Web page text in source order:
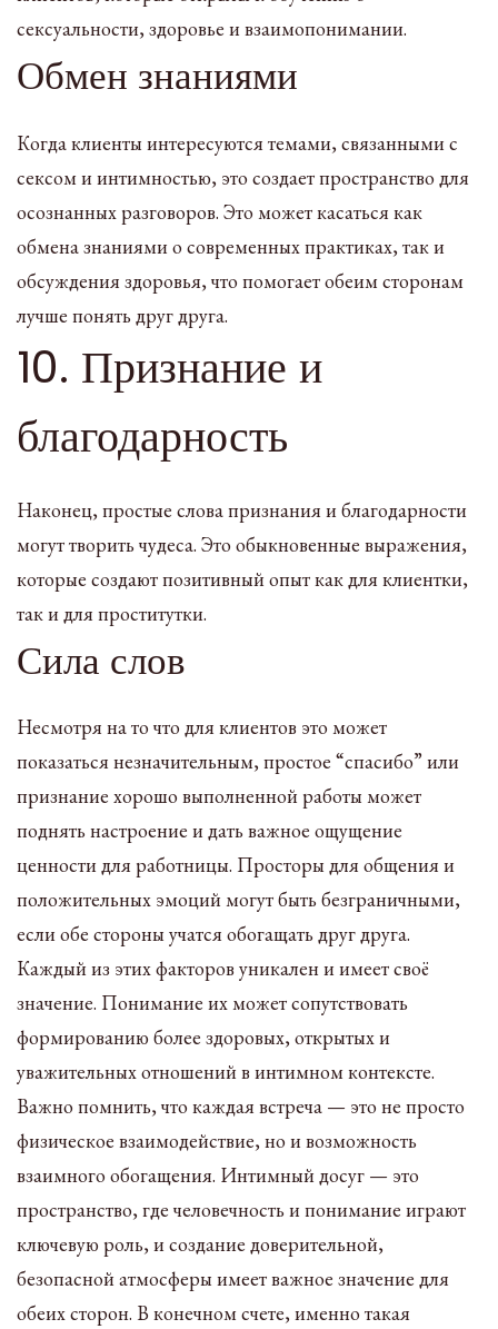
сексуальности, здоровье и взаимопонимании.
Обмен знаниями
Когда клиенты интересуются темами, связанными с
сексом и интимностью, это создает пространство для
осознанных разговоров. Это может касаться как
обмена знаниями о современных практиках, так и
обсуждения здоровья, что помогает обеим сторонам
лучше понять друг друга.
10. Признание и
благодарность
Наконец, простые слова признания и благодарности
могут творить чудеса. Это обыкновенные выражения,
которые создают позитивный опыт как для клиентки,
так и для проститутки.
Сила слов
Несмотря на то что для клиентов это может
показаться незначительным, простое “спасибо” или
признание хорошо выполненной работы может
поднять настроение и дать важное ощущение
ценности для работницы. Просторы для общения и
положительных эмоций могут быть безграничными,
если обе стороны учатся обогащать друг друга.
Каждый из этих факторов уникален и имеет своё
значение. Понимание их может сопутствовать
формированию более здоровых, открытых и
уважительных отношений в интимном контексте.
Важно помнить, что каждая встреча — это не просто
физическое взаимодействие, но и возможность
взаимного обогащения. Интимный досуг — это
пространство, где человечность и понимание играют
ключевую роль, и создание доверительной,
безопасной атмосферы имеет важное значение для
обеих сторон. В конечном счете, именно такая